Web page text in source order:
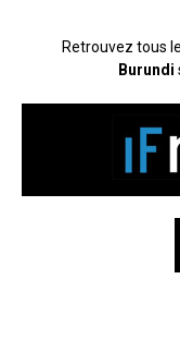
Retrouvez tous
Burundi